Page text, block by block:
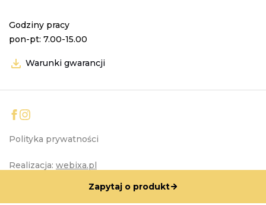
Zapytaj o produkt
Godziny pracy
pon-pt: 7.00-15.00
Warunki gwarancji
Polityka prywatności
Realizacja: webixa.pl